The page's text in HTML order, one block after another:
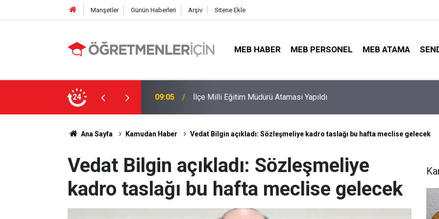
Manşetler Günün Haberleri Arşiv Sitene Ekle
MEB HABER MEB PERSONEL MEB ATAMA
24 19:00 MEB e-Kayıt Sonuçları e-Devlet'te: İşte Sorgulama Ekranı ve Nakil
Ana Sayfa Kamudan Haber Vedat Bilgin açıkladı: Sözleşmeliye kadro taslağı bu hafta meclise gelecek
Vedat Bilgin açıkladı: Sözleşmeliye
kadro taslağı bu hafta meclise gelecek